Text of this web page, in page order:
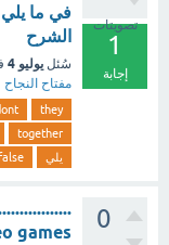
تصويتات
1
إجابة
الشرح
سُئل يوليو 4
مفتاح النجاح
they
together
يلي
0